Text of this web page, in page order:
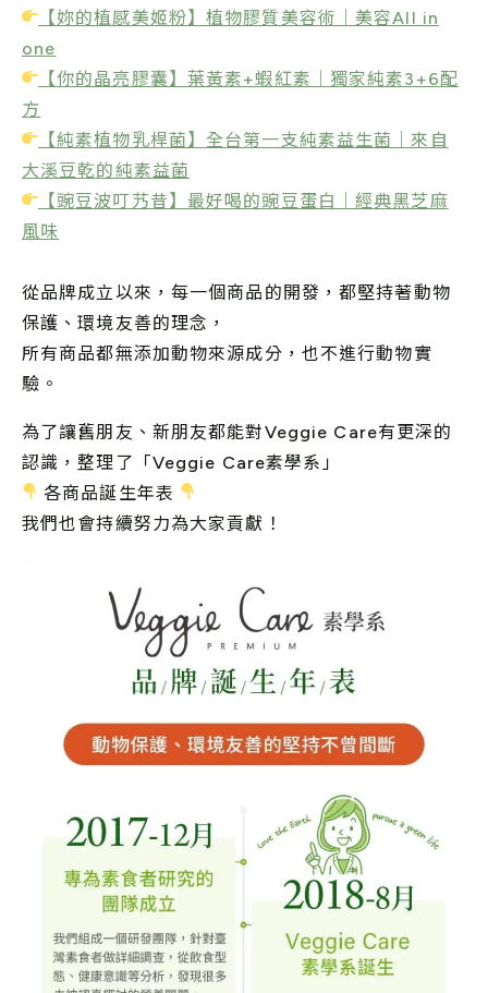
【妳的植感美姬粉】植物膠質美容術｜美容All in
one
【你的晶亮膠囊】葉黃素+蝦紅素｜獨家純素3+6配
方
【純素植物乳桿菌】全台第一支純素益生菌｜來自
大溪豆乾的純素益菌
【豌豆波叮艿昔】最好喝的豌豆蛋白｜經典黑芝麻
風味
從品牌成立以來，每一個商品的開發，都堅持著動物
保護、環境友善的理念，
所有商品都無添加動物來源成分，也不進行動物實
驗。
為了讓舊朋友、新朋友都能對Veggie Care有更深的
認識，整理了「Veggie Care素學系」
各商品誕生年表
我們也會持續努力為大家貢獻！